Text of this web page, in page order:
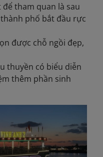
tham quan là sau
phố bắt đầu rực
được chỗ ngồi đẹp,
thuyền có biểu diễn
thêm phần sinh